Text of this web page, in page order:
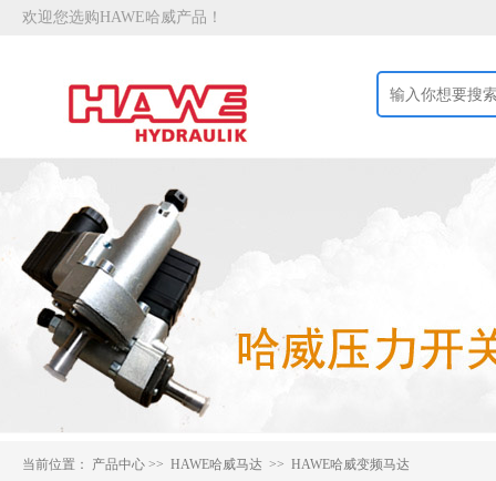
欢迎您选购HAWE哈威产品！
当前位置： 产品中心 >> HAWE哈威马达 >> HAWE哈威变频马达